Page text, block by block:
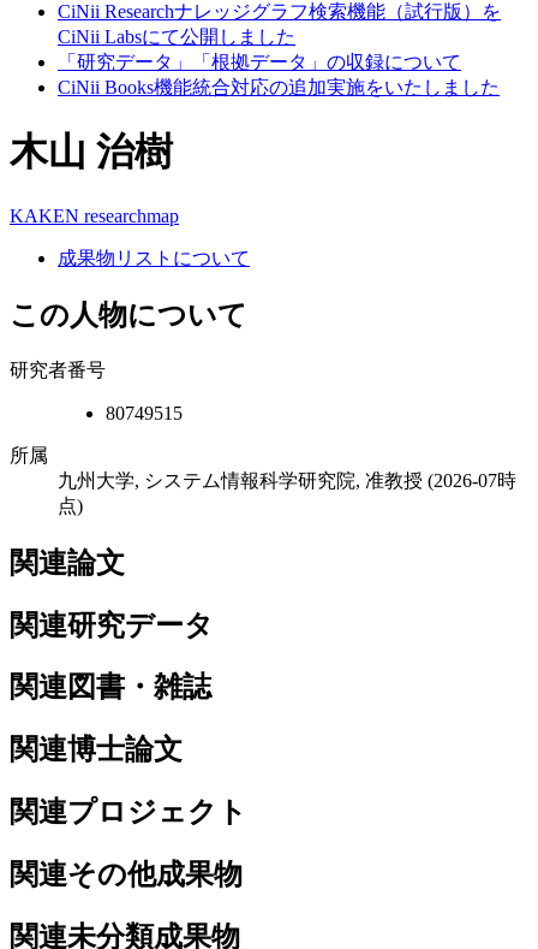
CiNii Researchナレッジグラフ検索機能（試行版）を
CiNii Labsにて公開しました
「研究データ」「根拠データ」の収録について
CiNii Books機能統合対応の追加実施をいたしました
木山 治樹
KAKEN researchmap
成果物リストについて
この人物について
研究者番号
80749515
所属
九州大学, システム情報科学研究院, 准教授 (2026-07時
点)
関連論文
関連研究データ
関連図書・雑誌
関連博士論文
関連プロジェクト
関連その他成果物
関連未分類成果物